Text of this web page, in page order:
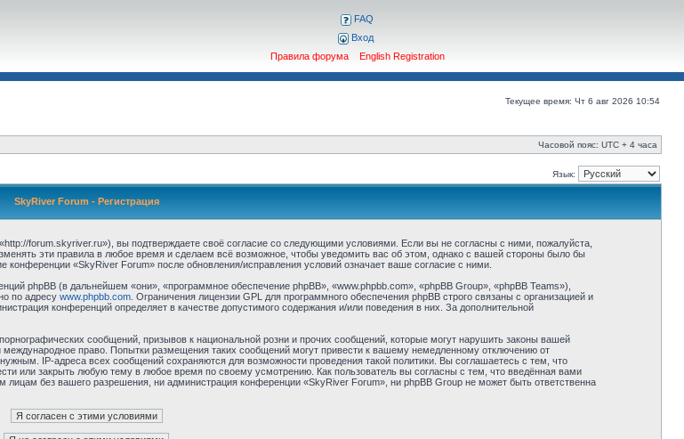
FAQ
Вход
Правила форума
English Registration
Текущее время: Чт 6 авг 2026 10:54
Часовой пояс: UTC + 4 часа
Язык:
SkyRiver Forum - Регистрация
forum.skyriver.ru»), вы подтверждаете своё согласие со следующими условиями. Если вы не согласны с ними, пожалуйста,
эти правила в любое время и сделаем всё возможное, чтобы уведомить вас об этом, однако с вашей стороны было бы
конференции «SkyRiver Forum» после обновления/исправления условий означает ваше согласие с ними.
phpBB (в дальнейшем «они», «программное обеспечение phpBB», «www.phpbb.com», «phpBB Group», «phpBB Teams»),
по адресу www.phpbb.com. Ограничения лицензии GPL для программного обеспечения phpBB строго связаны с организацией и
конференций определяет в качестве допустимого содержания и/или поведения в них. За дополнительной
сообщений, призывов к национальной розни и прочих сообщений, которые могут нарушить законы вашей
право. Попытки размещения таких сообщений могут привести к вашему немедленному отключению от
IP-адреса всех сообщений сохраняются для возможности проведения такой политики. Вы соглашаетесь с тем, что
или закрыть любую тему в любое время по своему усмотрению. Как пользователь вы согласны с тем, что введённая вами
без вашего разрешения, ни администрация конференции «SkyRiver Forum», ни phpBB Group не может быть ответственна